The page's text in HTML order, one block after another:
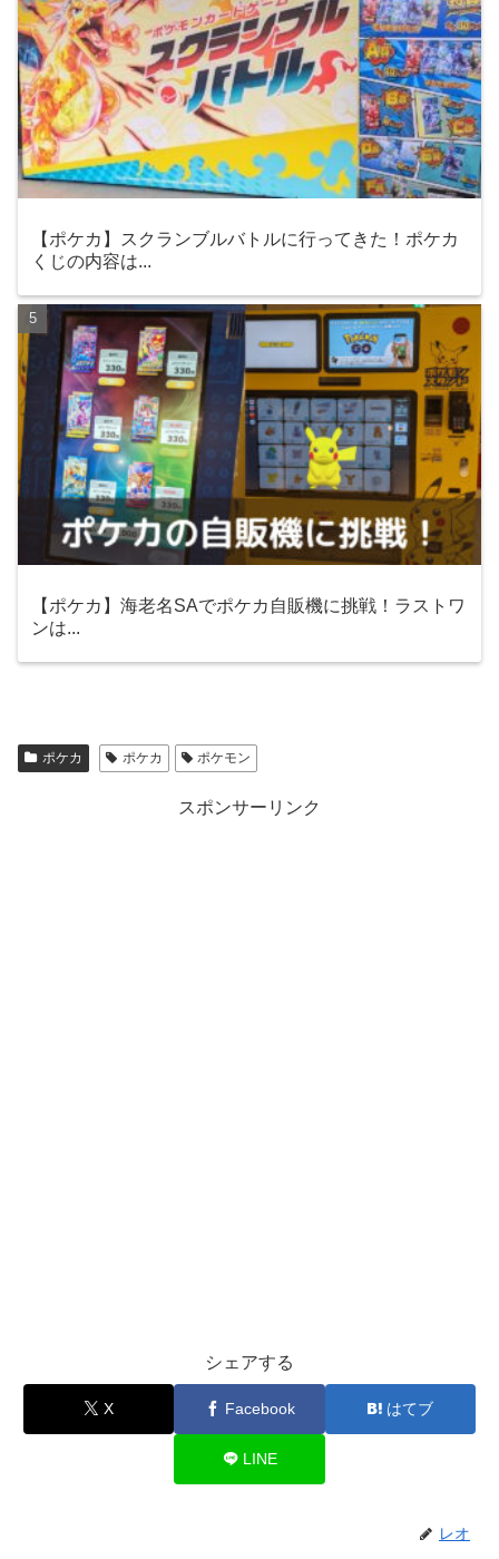
【ポケカ】スクランブルバトルに行ってきた！ポケカ
くじの内容は...
【ポケカ】海老名SAでポケカ自販機に挑戦！ラストワ
ンは...
ポケカ ポケカ ポケモン
スポンサーリンク
シェアする
X Facebook はてブ
LINE
レオ